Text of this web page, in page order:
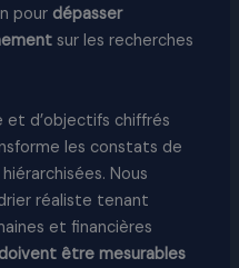
pour dépasser
sur les recherches
et d’objectifs chiffrés
les constats de
Nous
réaliste tenant
et financières
être mesurables